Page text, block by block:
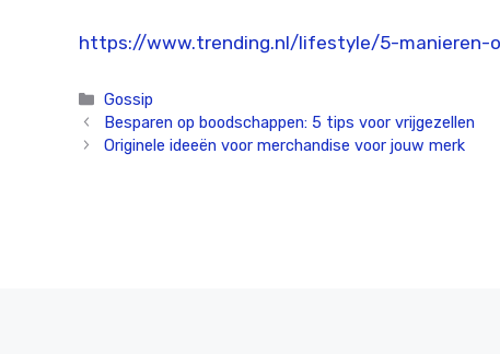
https://www.trending.nl/lifestyle/5-
Categorieën
Gossip
Besparen op boodschappen: 5 tips voor vrijgezellen
Originele ideeën voor merchandise voor jouw merk